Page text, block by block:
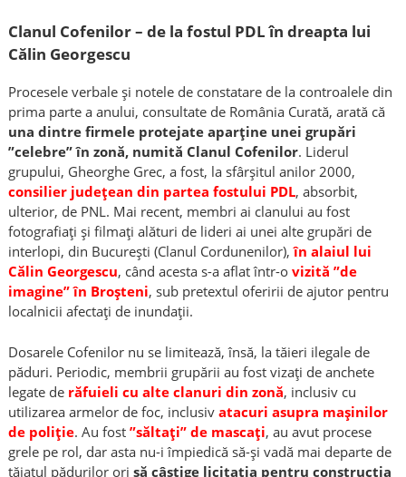
Clanul Cofenilor – de la fostul PDL în dreapta lui
Călin Georgescu
Procesele verbale și notele de constatare de la controalele din
prima parte a anului, consultate de România Curată, arată că
una dintre firmele protejate aparține unei grupări
”celebre” în zonă, numită Clanul Cofenilor. Liderul
grupului, Gheorghe Grec, a fost, la sfârșitul anilor 2000,
consilier județean din partea fostului PDL, absorbit,
ulterior, de PNL. Mai recent, membri ai clanului au fost
fotografiați și filmați alături de lideri ai unei alte grupări de
interlopi, din București (Clanul Cordunenilor),în alaiul lui
Călin Georgescu, când acesta s-a aflat într-o vizită ”de
imagine” în Broșteni, sub pretextul oferirii de ajutor pentru
localnicii afectați de inundații.
Dosarele Cofenilor nu se limitează, însă, la tăieri ilegale de
păduri. Periodic, membrii grupării au fost vizați de anchete
legate de răfuieli cu alte clanuri din zonă, inclusiv cu
utilizarea armelor de foc, inclusiv atacuri asupra mașinilor
de poliție. Au fost ”săltați” de mascați, au avut procese
grele pe rol, dar asta nu-i împiedică să-și vadă mai departe de
tăiatul pădurilor ori să câștige licitația pentru construcția